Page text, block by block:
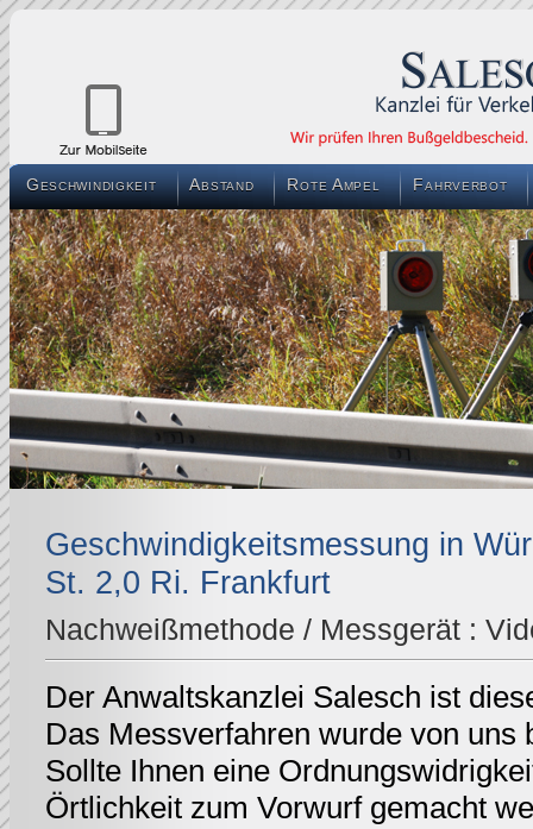
Geschwindigkeit Abstand Rote Ampel Fahrverbot
Geschwindigkeitsmessung in
St. 2,0 Ri. Frankfurt
Nachweißmethode / Messgerät :
Der Anwaltskanzlei Salesch ist
Das Messverfahren wurde von uns
Sollte Ihnen eine
Örtlichkeit zum Vorwurf gemacht